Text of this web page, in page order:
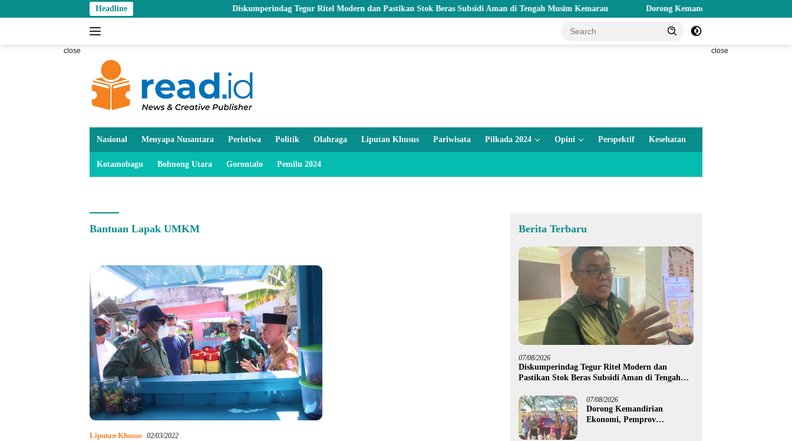
to
Headline Diskumperindag Tegur Ritel Modern dan Pastikan Stok Beras Subsidi Aman di Tengah Musim Kemarau Dorong Kemandirian Ekonomi, Pemprov Gorontalo
close close
Nasional Menyapa Nusantara Peristiwa Politik Olahraga Liputan Khusus Pariwisata Pilkada 2024 Opini Perspektif Kesehatan
Kotamobagu Bolmong Utara Gorontalo Pemilu 2024
Bantuan Lapak UMKM
Liputan Khusus 02/03/2022
Berita Terbaru
07/08/2026
Diskumperindag Tegur Ritel Modern dan
Pastikan Stok Beras Subsidi Aman di Tengah
07/08/2026
Dorong Kemandirian
Ekonomi, Pemprov